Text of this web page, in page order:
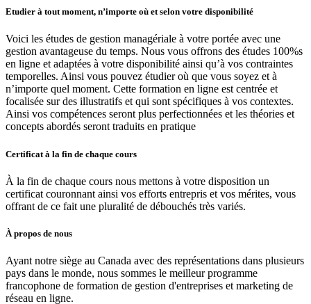
Etudier à tout moment, n’importe où et selon votre disponibilité
Voici les études de gestion managériale à votre portée avec une
gestion avantageuse du temps. Nous vous offrons des études 100%s
en ligne et adaptées à votre disponibilité ainsi qu’à vos contraintes
temporelles. Ainsi vous pouvez étudier où que vous soyez et à
n’importe quel moment. Cette formation en ligne est centrée et
focalisée sur des illustratifs et qui sont spécifiques à vos contextes.
Ainsi vos compétences seront plus perfectionnées et les théories et
concepts abordés seront traduits en pratique
Certificat à la fin de chaque cours
À la fin de chaque cours nous mettons à votre disposition un
certificat couronnant ainsi vos efforts entrepris et vos mérites, vous
offrant de ce fait une pluralité de débouchés très variés.
À propos de nous
Ayant notre siège au Canada avec des représentations dans plusieurs
pays dans le monde, nous sommes le meilleur programme
francophone de formation de gestion d'entreprises et marketing de
réseau en ligne.